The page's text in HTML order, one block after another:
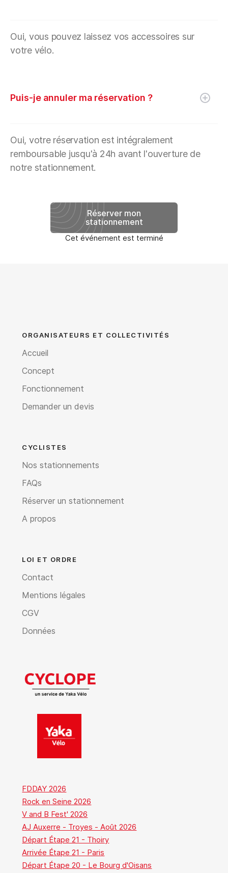
Oui, vous pouvez laissez vos accessoires sur
votre vélo.
Puis-je annuler ma réservation ?
Oui, votre réservation est intégralement
remboursable jusqu'à 24h avant l'ouverture de
notre stationnement.
Réserver mon
stationnement
Cet événement est terminé
CYCLISTES
Nos stationnements
FAQs
Réserver un stationnement
A propos
LOI ET ORDRE
Contact
Mentions légales
CGV
Données
ORGANISATEURS ET COLLECTIVITÉS
Accueil
Concept
Fonctionnement
Demander un devis
FDDAY 2026
Rock en Seine 2026
V and B Fest' 2026
AJ Auxerre - Troyes - Août 2026
Départ Étape 21 - Thoiry
Arrivée Étape 21 - Paris
Départ Étape 20 - Le Bourg d'Oisans